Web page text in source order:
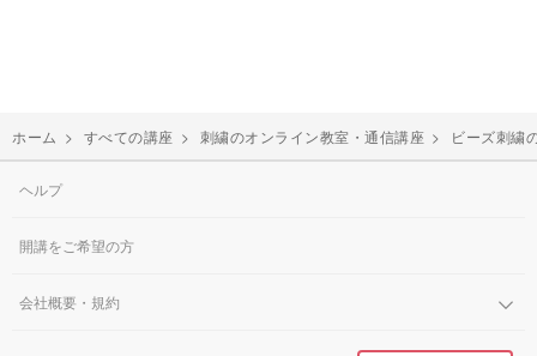
ホーム > すべての講座 > 刺繍のオンライン教室・通信講座 > ビーズ刺繍
ヘルプ
開講をご希望の方
会社概要・規約